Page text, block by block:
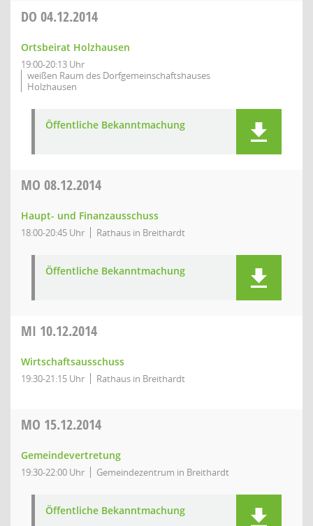
DO 04.12.2014
Ortsbeirat Holzhausen
19:00-20:13 Uhr
weißen Raum des Dorfgemeinschaftshauses
Holzhausen
Öffentliche Bekanntmachung
MO 08.12.2014
Haupt- und Finanzausschuss
18:00-20:45 Uhr Rathaus in Breithardt
Öffentliche Bekanntmachung
MI 10.12.2014
Wirtschaftsausschuss
19:30-21:15 Uhr Rathaus in Breithardt
MO 15.12.2014
Gemeindevertretung
19:30-22:00 Uhr Gemeindezentrum in Breithardt
Öffentliche Bekanntmachung